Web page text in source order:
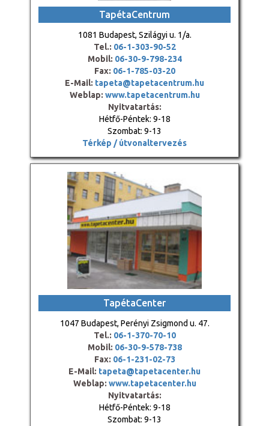
TapétaCentrum
1081 Budapest, Szilágyi u. 1/a.
Tel.: 06-1-303-90-52
Mobil: 06-30-9-798-234
Fax: 06-1-785-03-20
E-Mail: tapeta@tapetacentrum.hu
Weblap: www.tapetacentrum.hu
Nyitvatartás:
Hétfő-Péntek: 9-18
Szombat: 9-13
Térkép / útvonaltervezés
TapétaCenter
1047 Budapest, Perényi Zsigmond u. 47.
Tel.: 06-1-370-70-10
Mobil: 06-30-9-578-738
Fax: 06-1-231-02-73
E-Mail: tapeta@tapetacenter.hu
Weblap: www.tapetacenter.hu
Nyitvatartás:
Hétfő-Péntek: 9-18
Szombat: 9-13